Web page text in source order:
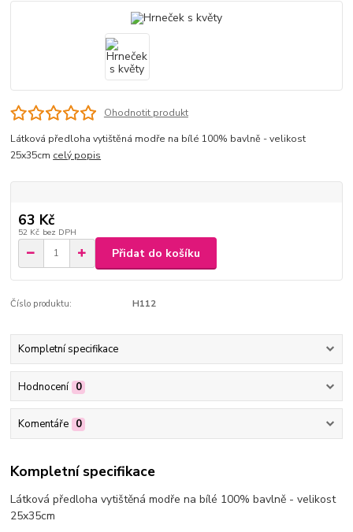
Ohodnotit produkt
Látková předloha vytištěná modře na bílé 100% bavlně - velikost
25x35cm celý popis
63 Kč
52 Kč bez DPH
Přidat do košíku
Číslo produktu: H112
Kompletní specifikace
Hodnocení 0
Komentáře 0
Kompletní specifikace
Látková předloha vytištěná modře na bílé 100% bavlně - velikost
25x35cm